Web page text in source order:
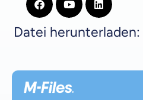
Datei herunterladen: